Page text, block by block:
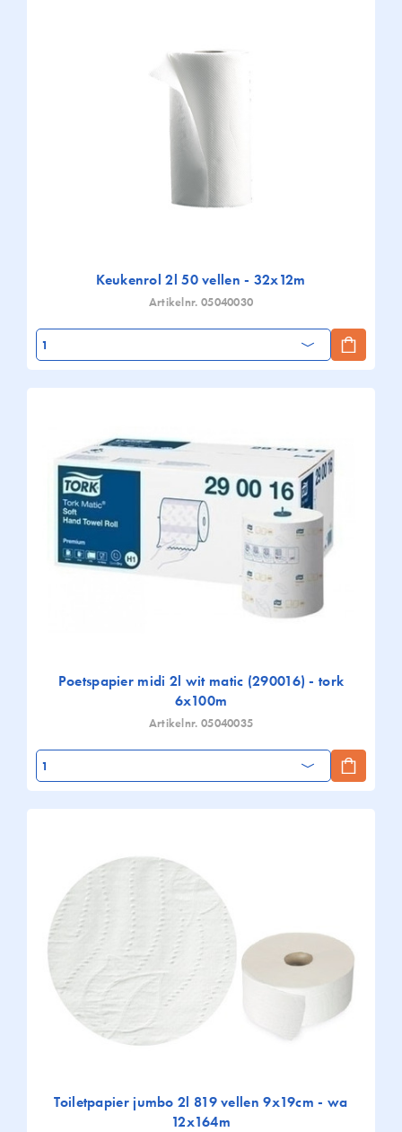
Keukenrol 2l 50 vellen - 32x12m
Artikelnr. 05040030
Poetspapier midi 2l wit matic (290016) - tork
6x100m
Artikelnr. 05040035
Toiletpapier jumbo 2l 819 vellen 9x19cm - wa
12x164m